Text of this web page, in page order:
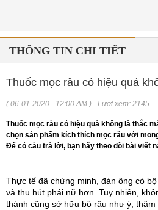
THÔNG TIN CHI TIẾT
Thuốc mọc râu có hiệu quả
( 06-01-2020 - 12:00 AM ) - Lượt xem: 2145
Thuốc mọc râu có hiệu quả không là thắc
chọn sản phẩm kích thích mọc râu với
Để có câu trả lời, bạn hãy theo dõi bài viết
Thực tế đã chứng minh, đàn ông có
và thu hút phái nữ hơn. Tuy nhiên,
thành cũng sở hữu bộ râu như ý,